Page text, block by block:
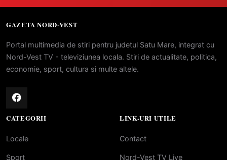
GAZETA NORD-VEST
Portal multimedia de stiri pentru judetul Satu Mare, integrat cu
Nord-Vest TV - televiziunea locala. Stiri de actualitate, politica,
economie, sport, cultura si multe altele.
CATEGORII
Locale
Sport
LINK-URI UTILE
Contact
Nord-Vest TV Live